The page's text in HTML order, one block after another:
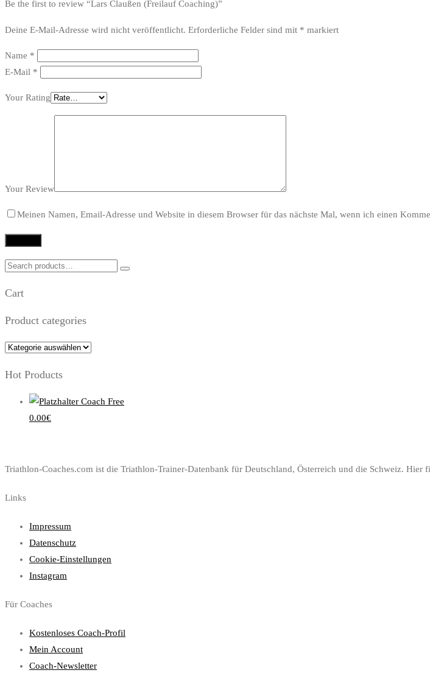
Be the first to review “Lars Claußen (Freilauf Coaching)”
Deine E-Mail-Adresse wird nicht veröffentlicht. Erforderliche Felder sind mit * markiert
Name *
E-Mail *
Your Rating
Your Review
Meinen Namen, Email-Adresse und Website in diesem Browser für das nächste Mal, wenn ich einen
Search
Cart
Product categories
Hot Products
Coach Free
0.00€
Triathlon-Coaches.com ist die Triathlon-Trainer-Datenbank für Deutschland, Österreich und die Schweiz.
Links
Impressum
Datenschutz
Cookie-Einstellungen
Instagram
Für Coaches
Kostenloses Coach-Profil
Mein Account
Coach-Newsletter